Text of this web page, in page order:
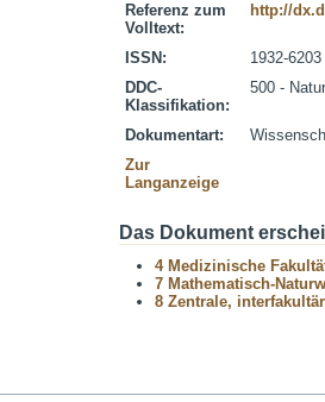
Referenz zum
Volltext:
http://
ISSN:
1932-6203
DDC-
Klassifikation:
500 -
Dokumentart:
Zur
Langanzeige
Das Dokument
4 Medizinische
7 Mathematisch-
8 Zentrale,